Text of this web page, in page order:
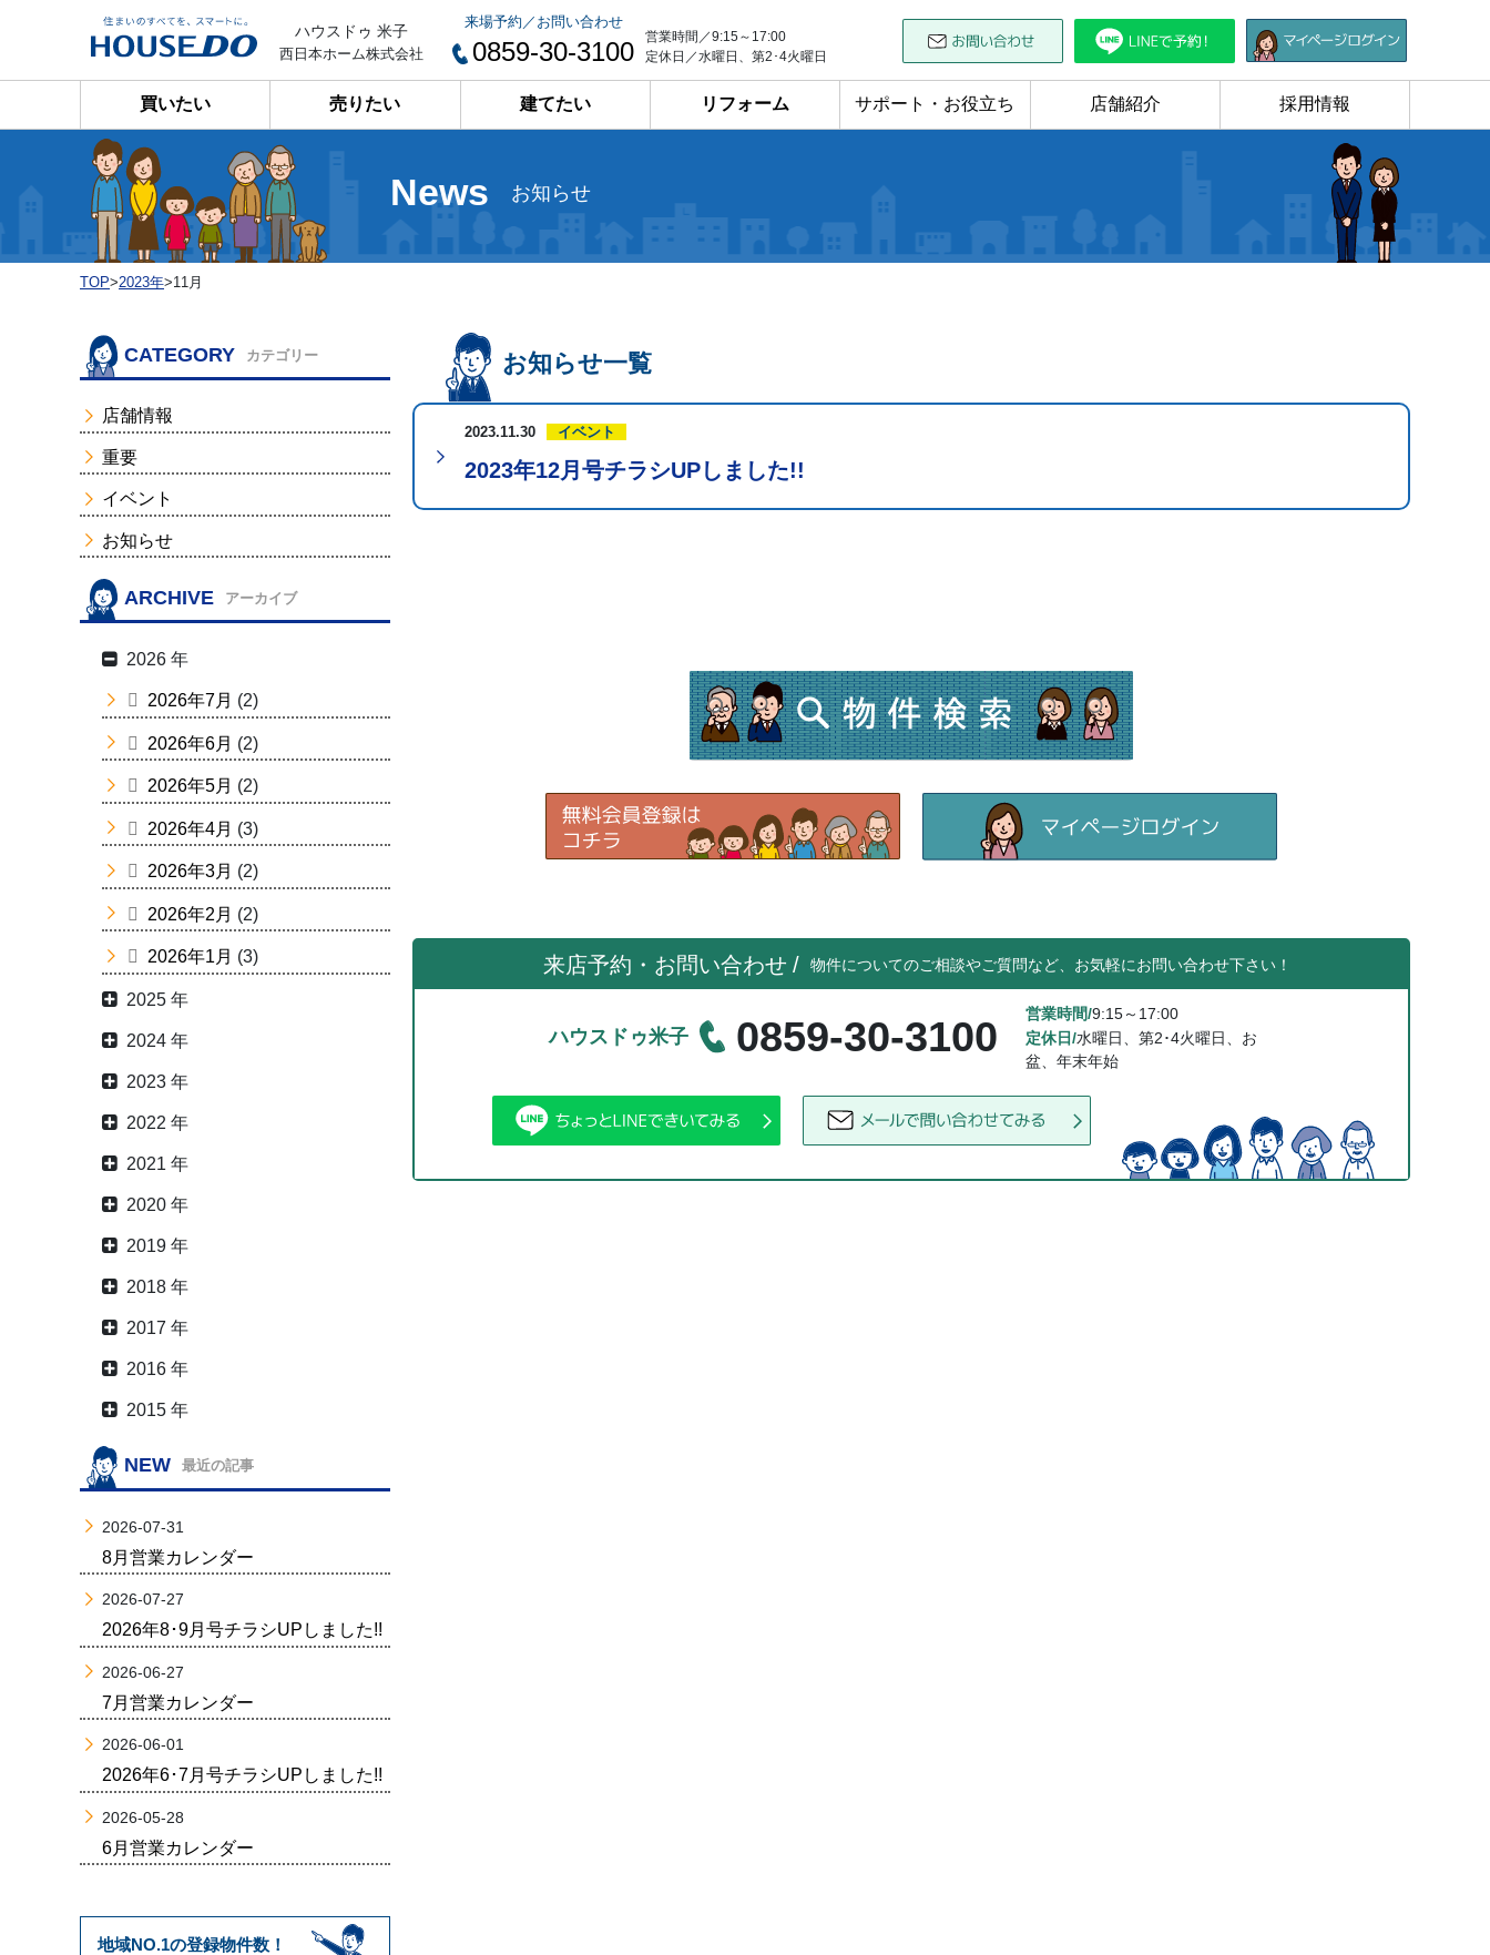
ハウスドゥ 米子
西日本ホーム株式会社
来場予約／お問い合わせ
0859-30-3100
営業時間／9:15～17:00
定休日／水曜日、第2･4火曜日
買いたい 売りたい 建てたい リフォーム サポート・お役立ち 店舗紹介 採用情報
News お知らせ
TOP>2023年>11月
お知らせ一覧
2023.11.30 イベント
2023年12月号チラシUPしました!!
来店予約・お問い合わせ / 物件についてのご相談やご質問など、お気軽にお問い合わせ下さい！
ハウスドゥ米子 0859-30-3100 営業時間/9:15～17:00
定休日/水曜日、第2･4火曜日、お
盆、年末年始
CATEGORY カテゴリー
店舗情報
重要
イベント
お知らせ
ARCHIVE アーカイブ
2026 年
2026年7月 (2)
2026年6月 (2)
2026年5月 (2)
2026年4月 (3)
2026年3月 (2)
2026年2月 (2)
2026年1月 (3)
2025 年
2024 年
2023 年
2022 年
2021 年
2020 年
2019 年
2018 年
2017 年
2016 年
2015 年
NEW 最近の記事
2026-07-31
8月営業カレンダー
2026-07-27
2026年8･9月号チラシUPしました!!
2026-06-27
7月営業カレンダー
2026-06-01
2026年6･7月号チラシUPしました!!
2026-05-28
6月営業カレンダー
地域NO.1の登録物件数！